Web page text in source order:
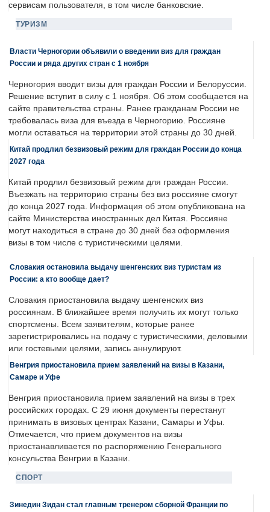
сервисам пользователя, в том числе банковские.
ТУРИЗМ
Власти Черногории объявили о введении виз для граждан
России и ряда других стран с 1 ноября
Черногория вводит визы для граждан России и Белоруссии.
Решение вступит в силу с 1 ноября. Об этом сообщается на
сайте правительства страны. Ранее гражданам России не
требовалась виза для въезда в Черногорию. Россияне
могли оставаться на территории этой страны до 30 дней.
Китай продлил безвизовый режим для граждан России до конца
2027 года
Китай продлил безвизовый режим для граждан России.
Въезжать на территорию страны без виз россияне смогут
до конца 2027 года. Информация об этом опубликована на
сайте Министерства иностранных дел Китая. Россияне
могут находиться в стране до 30 дней без оформления
визы в том числе с туристическими целями.
Словакия остановила выдачу шенгенских виз туристам из
России: а кто вообще дает?
Словакия приостановила выдачу шенгенских виз
россиянам. В ближайшее время получить их могут только
спортсмены. Всем заявителям, которые ранее
зарегистрировались на подачу с туристическими, деловыми
или гостевыми целями, запись аннулируют.
Венгрия приостановила прием заявлений на визы в Казани,
Самаре и Уфе
Венгрия приостановила прием заявлений на визы в трех
российских городах. С 29 июня документы перестанут
принимать в визовых центрах Казани, Самары и Уфы.
Отмечается, что прием документов на визы
приостанавливается по распоряжению Генерального
консульства Венгрии в Казани.
СПОРТ
Зинедин Зидан стал главным тренером сборной Франции по